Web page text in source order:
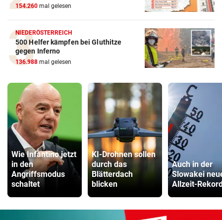
154.260 mal gelesen
NIEDERÖSTERREICH
500 Helfer kämpfen bei Gluthitze
gegen Inferno
136.988 mal gelesen
Wie Infantino jetzt
in den
Angriffsmodus
schaltet
KI-Drohnen sollen
durch das
Blätterdach
blicken
Auch in der
Slowakei
Allzeit-